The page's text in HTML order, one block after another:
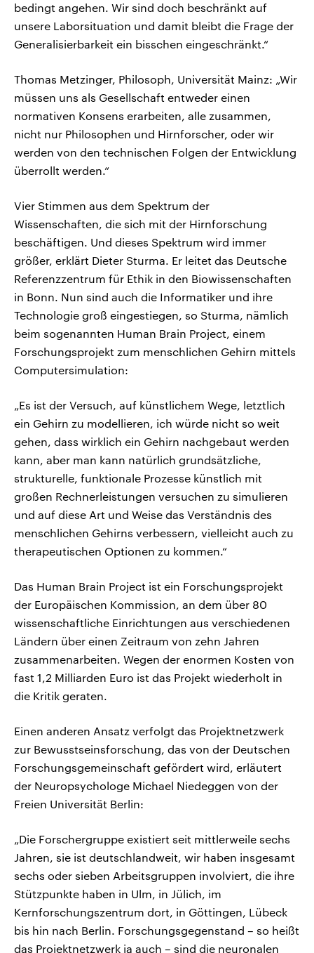
bedingt angehen. Wir sind doch beschränkt auf
unsere Laborsituation und damit bleibt die Frage der
Generalisierbarkeit ein bisschen eingeschränkt.“
Thomas Metzinger, Philosoph, Universität Mainz: „Wir
müssen uns als Gesellschaft entweder einen
normativen Konsens erarbeiten, alle zusammen,
nicht nur Philosophen und Hirnforscher, oder wir
werden von den technischen Folgen der Entwicklung
überrollt werden.“
Vier Stimmen aus dem Spektrum der
Wissenschaften, die sich mit der Hirnforschung
beschäftigen. Und dieses Spektrum wird immer
größer, erklärt Dieter Sturma. Er leitet das Deutsche
Referenzzentrum für Ethik in den Biowissenschaften
in Bonn. Nun sind auch die Informatiker und ihre
Technologie groß eingestiegen, so Sturma, nämlich
beim sogenannten Human Brain Project, einem
Forschungsprojekt zum menschlichen Gehirn mittels
Computersimulation:
„Es ist der Versuch, auf künstlichem Wege, letztlich
ein Gehirn zu modellieren, ich würde nicht so weit
gehen, dass wirklich ein Gehirn nachgebaut werden
kann, aber man kann natürlich grundsätzliche,
strukturelle, funktionale Prozesse künstlich mit
großen Rechnerleistungen versuchen zu simulieren
und auf diese Art und Weise das Verständnis des
menschlichen Gehirns verbessern, vielleicht auch zu
therapeutischen Optionen zu kommen.“
Das Human Brain Project ist ein Forschungsprojekt
der Europäischen Kommission, an dem über 80
wissenschaftliche Einrichtungen aus verschiedenen
Ländern über einen Zeitraum von zehn Jahren
zusammenarbeiten. Wegen der enormen Kosten von
fast 1,2 Milliarden Euro ist das Projekt wiederholt in
die Kritik geraten.
Einen anderen Ansatz verfolgt das Projektnetzwerk
zur Bewusstseinsforschung, das von der Deutschen
Forschungsgemeinschaft gefördert wird, erläutert
der Neuropsychologe Michael Niedeggen von der
Freien Universität Berlin:
„Die Forschergruppe existiert seit mittlerweile sechs
Jahren, sie ist deutschlandweit, wir haben insgesamt
sechs oder sieben Arbeitsgruppen involviert, die ihre
Stützpunkte haben in Ulm, in Jülich, im
Kernforschungszentrum dort, in Göttingen, Lübeck
bis hin nach Berlin. Forschungsgegenstand – so heißt
das Projektnetzwerk ja auch – sind die neuronalen